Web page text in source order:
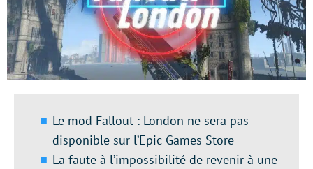
Le mod Fallout : London ne sera pas
disponible sur l’Epic Games Store
La faute à l’impossibilité de revenir à une